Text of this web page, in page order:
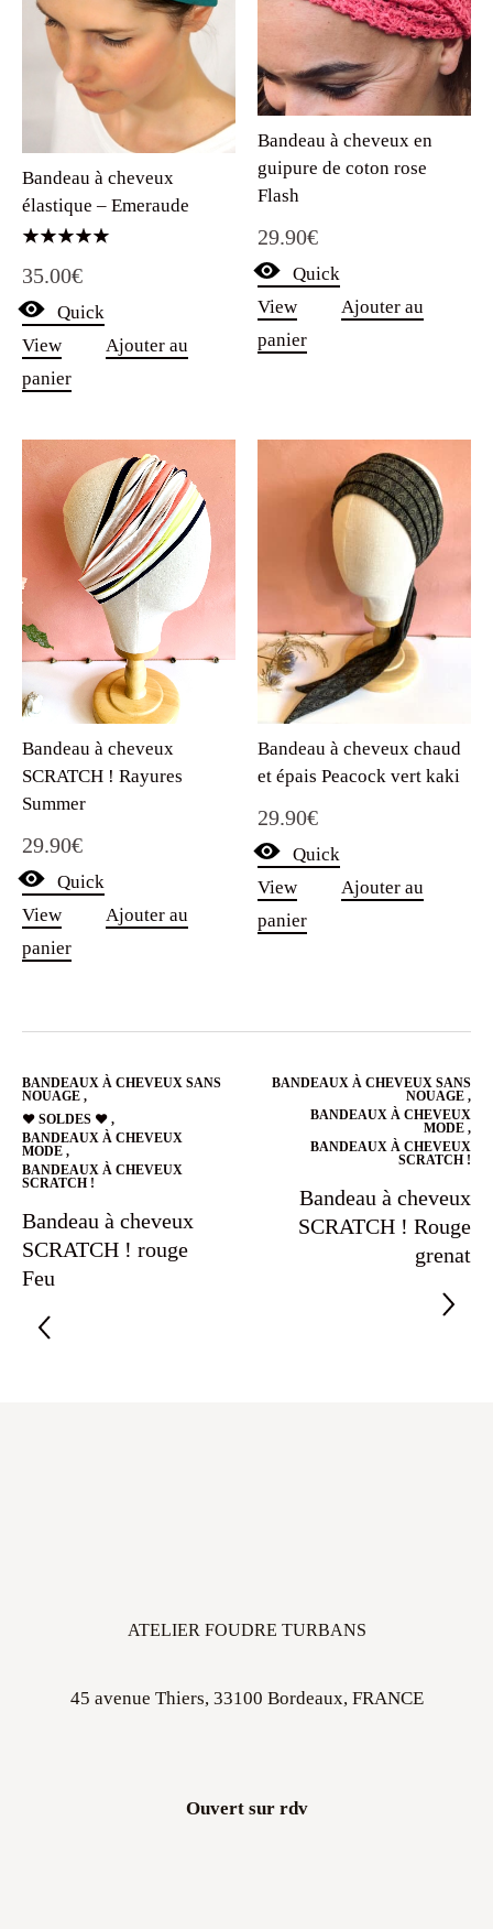
Bandeau à cheveux
élastique – Emeraude
5.00
sur 5
35.00€
Quick
View
Ajouter au
panier
Bandeau à cheveux en
guipure de coton rose
Flash
29.90€
Quick
View
Ajouter au
panier
Bandeau à cheveux
SCRATCH ! Rayures
Summer
29.90€
Quick
View
Ajouter au
panier
Bandeau à cheveux chaud
et épais Peacock vert kaki
29.90€
Quick
View
Ajouter au
panier
BANDEAUX À CHEVEUX SANS
NOUAGE ,
❤️ SOLDES ❤️ ,
BANDEAUX À CHEVEUX
MODE ,
BANDEAUX À CHEVEUX
SCRATCH !
Bandeau à cheveux
SCRATCH ! rouge
Feu
BANDEAUX À CHEVEUX SANS
NOUAGE ,
BANDEAUX À CHEVEUX
MODE ,
BANDEAUX À CHEVEUX
SCRATCH !
Bandeau à cheveux
SCRATCH ! Rouge
grenat
ATELIER FOUDRE TURBANS
45 avenue Thiers, 33100 Bordeaux, FRANCE
Ouvert sur rdv